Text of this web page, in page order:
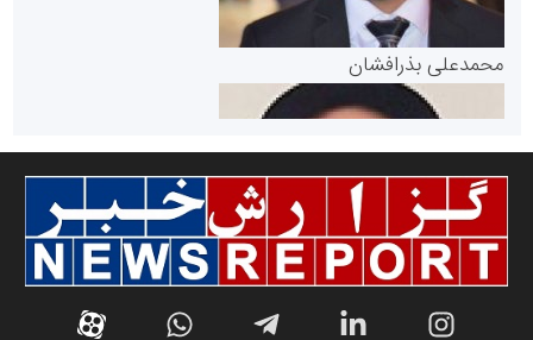
پایگاه خبری گفتمان یزد
سازمان صنعت،معدن و تجارت
محمدعلی بذرافشان